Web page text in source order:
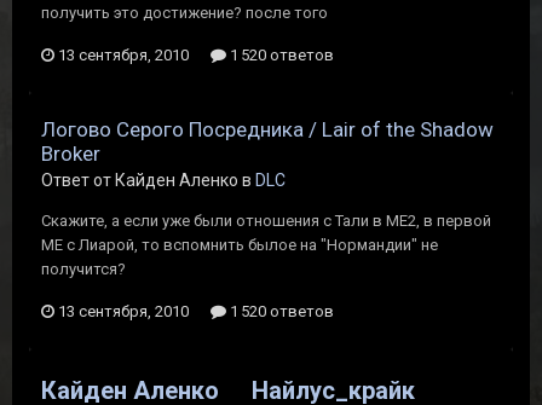
получить это достижение? после того
13 сентября, 2010 1 520 ответов
Логово Серого Посредника / Lair of the Shadow
Broker
Ответ от Кайден Аленко в DLC
Скажите, а если уже были отношения с Тали в МЕ2, в первой
МЕ с Лиарой, то вспомнить былое на "Нормандии" не
получится?
13 сентября, 2010 1 520 ответов
Кайден Аленко Найлус_крайк